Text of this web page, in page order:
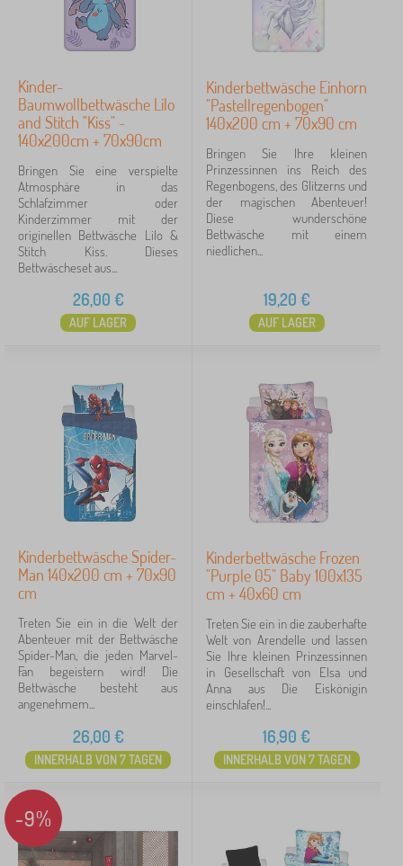
Kinder-
Baumwollbettwäsche Lilo
and Stitch "Kiss" -
140x200cm + 70x90cm
Bringen Sie eine verspielte
Atmosphäre in das
Schlafzimmer oder
Kinderzimmer mit der
originellen Bettwäsche Lilo &
Stitch Kiss. Dieses
Bettwäscheset aus...
26,00 €
AUF LAGER
Kinderbettwäsche Einhorn
"Pastellregenbogen"
140x200 cm + 70x90 cm
Bringen Sie Ihre kleinen
Prinzessinnen ins Reich des
Regenbogens, des Glitzerns und
der magischen Abenteuer!
Diese wunderschöne
Bettwäsche mit einem
niedlichen...
19,20 €
AUF LAGER
Kinderbettwäsche Spider-
Man 140x200 cm + 70x90
cm
Treten Sie ein in die Welt der
Abenteuer mit der Bettwäsche
Spider-Man, die jeden Marvel-
Fan begeistern wird! Die
Bettwäsche besteht aus
angenehmem...
26,00 €
INNERHALB VON 7 TAGEN
Kinderbettwäsche Frozen
"Purple 05" Baby 100x135
cm + 40x60 cm
Treten Sie ein in die zauberhafte
Welt von Arendelle und lassen
Sie Ihre kleinen Prinzessinnen
in Gesellschaft von Elsa und
Anna aus Die Eiskönigin
einschlafen!...
16,90 €
INNERHALB VON 7 TAGEN
-9%